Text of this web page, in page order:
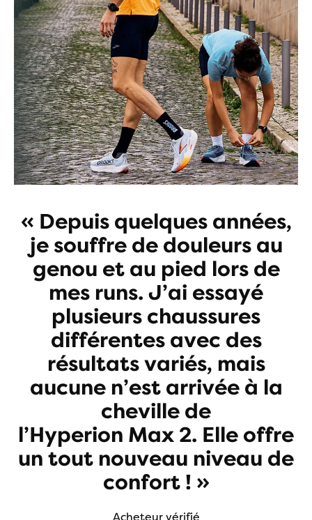
« Depuis quelques années,
je souffre de douleurs au
genou et au pied lors de
mes runs. J’ai essayé
plusieurs chaussures
différentes avec des
résultats variés, mais
aucune n’est arrivée à la
cheville de
l’Hyperion Max 2. Elle offre
un tout nouveau niveau de
confort ! »
Acheteur vérifié